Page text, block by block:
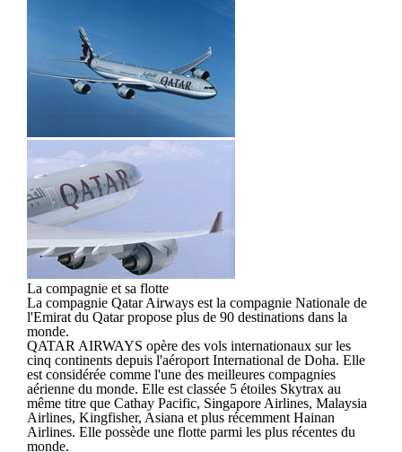
La compagnie et sa flotte
La compagnie Qatar Airways est la compagnie Nationale de
l'Emirat du Qatar propose plus de 90 destinations dans la
monde.
QATAR AIRWAYS opère des vols internationaux sur les
cinq continents depuis l'aéroport International de Doha. Elle
est considérée comme l'une des meilleures compagnies
aérienne du monde. Elle est classée 5 étoiles Skytrax au
même titre que Cathay Pacific, Singapore Airlines, Malaysia
Airlines, Kingfisher, Asiana et plus récemment Hainan
Airlines. Elle possède une flotte parmi les plus récentes du
monde.